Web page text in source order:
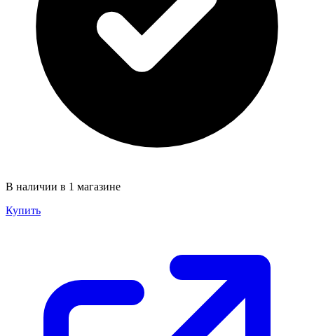
В наличии в 1 магазине
Купить